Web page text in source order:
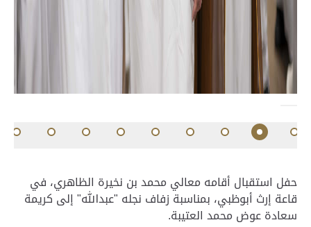
حفل استقبال أقامه معالي محمد بن نخيرة الظاهري، في
قاعة إرث أبوظبي، بمناسبة زفاف نجله "عبدالله" إلى كريمة
سعادة عوض محمد العتيبة.